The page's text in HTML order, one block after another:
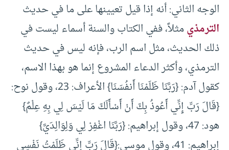
الوجه الثاني‏:‏ أنه إذا قيل تعيينها على ما في حديث
الترمذيمثلاً، ففي الكتاب والسنة أسماء ليست في
ذلك الحديث، مثل اسم ‏الرب‏‏، فإنه ليس في حديث
الترمذي، وأكثر الدعاء المشروع إنما هو بهذا الاسم،
كقول آدم‏:‏ ‏{‏رَبَّنَا ظَلَمْنَا أَنفُسَنَا‏}‏ ‏‏الأعراف‏:‏ 23‏، وقول نوح‏:‏‏
{‏قَالَ رَبِّ إِنِّي أَعُوذُ بِكَ أَنْ أَسْأَلَكَ مَا لَيْسَ لِي بِهِ عِلْمٌ‏}
‏‏‏هود‏:‏ 47‏، وقول إبراهيم‏:‏ {‏رَبَّنَا اغْفِرْ لِي وَلِوَالِدَيَّ‏}‏‏
إبراهيم‏:‏ 41‏، وقول موسى‏:‏{‏قَالَ رَبِّ إِنِّي ظَلَمْتُ نَفْسِي